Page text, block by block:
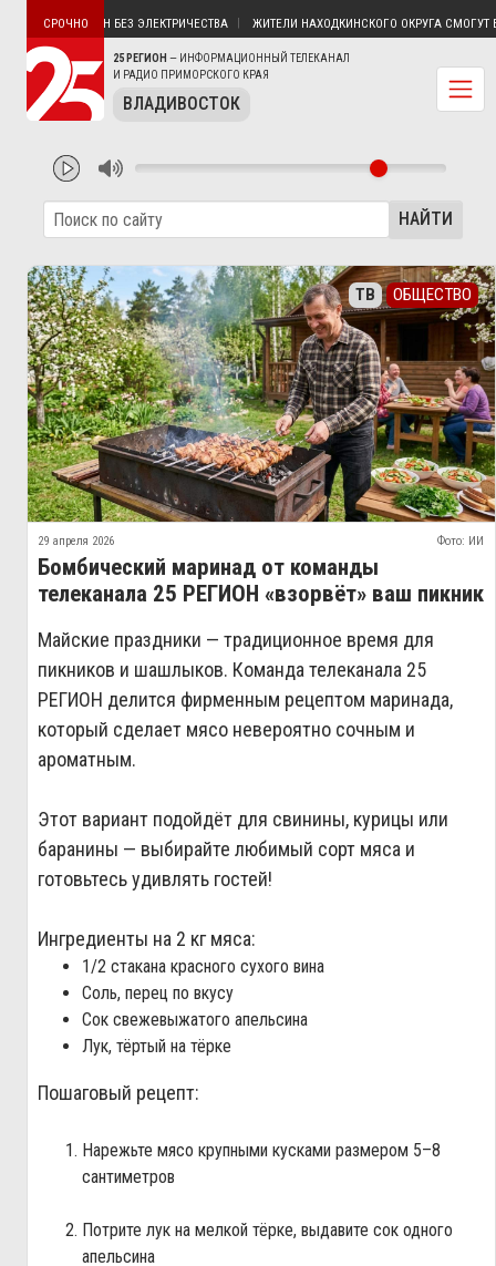
25 РЕГИОН — ИНФОРМАЦИОННЫЙ ТЕЛЕКАНАЛ
И РАДИО ПРИМОРСКОГО КРАЯ
ВЛАДИВОСТОК
СРОЧНО
ПУТЯТИН БЕЗ ЭЛЕКТРИЧЕСТВА ЖИТЕЛИ НАХОДКИНСКОГО ОКРУГА СМОГУТ
НАЙТИ
ТВ ОБЩЕСТВО
29 апреля 2026 Фото: ИИ
Бомбический маринад от команды
телеканала 25 РЕГИОН «взорвёт» ваш пикник
Майские праздники — традиционное время для
пикников и шашлыков. Команда телеканала 25
РЕГИОН делится фирменным рецептом маринада,
который сделает мясо невероятно сочным и
ароматным.
Этот вариант подойдёт для свинины, курицы или
баранины — выбирайте любимый сорт мяса и
готовьтесь удивлять гостей!
Ингредиенты на 2 кг мяса:
1/2 стакана красного сухого вина
Соль, перец по вкусу
Сок свежевыжатого апельсина
Лук, тёртый на тёрке
Пошаговый рецепт:
Нарежьте мясо крупными кусками размером 5–8
сантиметров
Потрите лук на мелкой тёрке, выдавите сок одного
апельсина